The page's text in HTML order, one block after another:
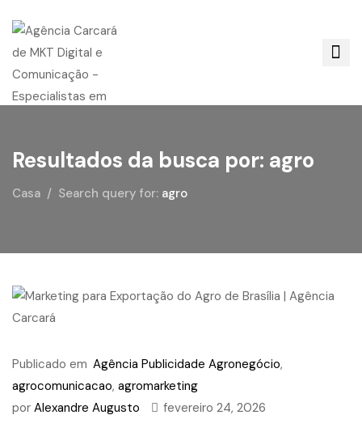
Resultados da busca por: agro
Casa Search query for: agro
Publicado em Agência Publicidade Agronegócio,
agrocomunicacao, agromarketing
por Alexandre Augusto fevereiro 24, 2026